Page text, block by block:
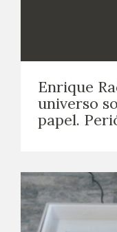
Enrique
universo
papel.